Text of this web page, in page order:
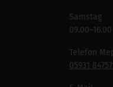
Samstag
Telefon
05931